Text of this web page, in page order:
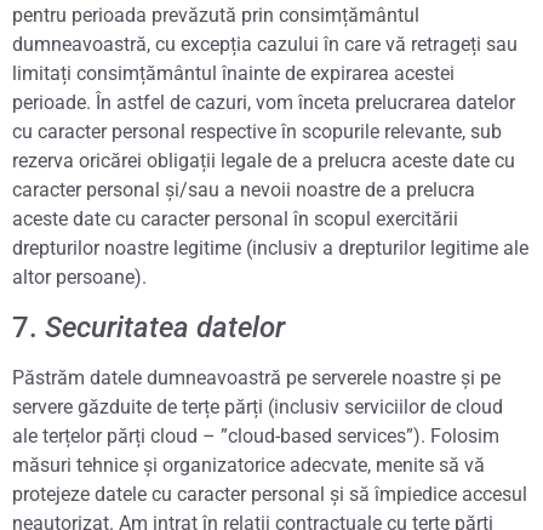
pentru perioada prevăzută prin consimțământul
dumneavoastră, cu excepția cazului în care vă retrageți sau
limitați consimțământul înainte de expirarea acestei
perioade. În astfel de cazuri, vom înceta prelucrarea datelor
cu caracter personal respective în scopurile relevante, sub
rezerva oricărei obligații legale de a prelucra aceste date cu
caracter personal și/sau a nevoii noastre de a prelucra
aceste date cu caracter personal în scopul exercitării
drepturilor noastre legitime (inclusiv a drepturilor legitime ale
altor persoane).
7. Securitatea datelor
Păstrăm datele dumneavoastră pe serverele noastre și pe
servere găzduite de terțe părți (inclusiv serviciilor de cloud
ale terțelor părți cloud – ”cloud-based services”). Folosim
măsuri tehnice și organizatorice adecvate, menite să vă
protejeze datele cu caracter personal și să împiedice accesul
neautorizat. Am intrat în relații contractuale cu terțe părți